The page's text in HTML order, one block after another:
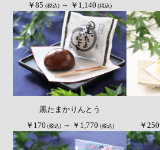
￥85 (税込)～ ￥1,140 (税込)
黒たまかりんとう
￥170 (税込) ～ ￥1,770 (税込)
￥250